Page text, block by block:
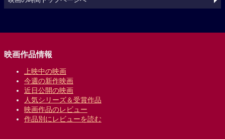
映画作品情報
上映中の映画
今週の新作映画
近日公開の映画
人気シリーズ＆受賞作品
映画作品のレビュー
作品別にレビューを読む